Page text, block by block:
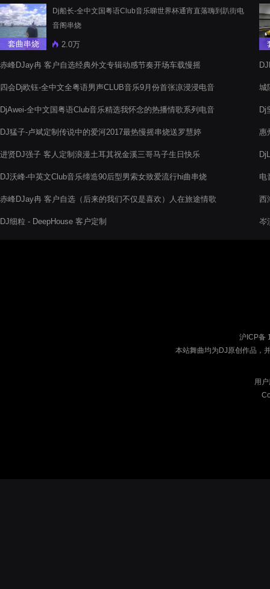
套曲串烧
Dj船长-全中文国粤语Club音乐睇世界杯通宵直落嗨到趴街电
音阁串烧
2.0万
赤峰DJay冉 客户自选经典外文专辑动感节奏开场车载慢摇
四会Dj欧钰-全中文全粤语男声CLUB音乐9月份首张凉浸浸电音
DjAwei-全中文国粤语Club音乐精选我怀念的热播情歌系列电音
DJ猛子-卢斌定制传说中的爱河2017最热慢摇串烧送罗慧婷
进贤DJ强子 客人定制浪漫土耳其祝金溪三哥马子生日快乐
DJ沃峰-中英文Club音乐缔造90后型男索女致爱流行hi曲串烧
赤峰DJay冉 客户自选（后来的我们不仅是喜欢）人在旅途情歌
DJ细粒 - DeepHouse 客户定制
城
Dj
惠
电
西
岑
沪ICP备
本站舞曲均为DJ原创作品，
用